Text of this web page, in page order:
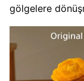
gölgelere